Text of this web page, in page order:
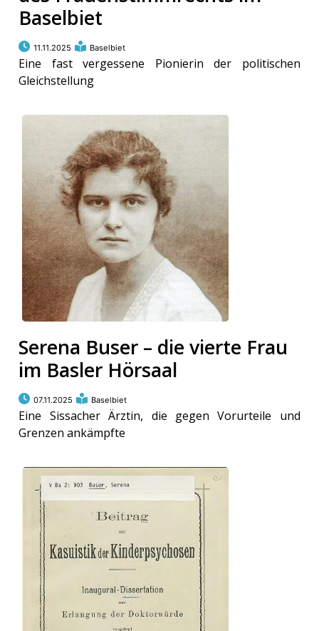
Baselbiet
11.11.2025 Baselbiet
Eine fast vergessene Pionierin der politischen
Gleichstellung
Serena Buser – die vierte Frau
im Basler Hörsaal
07.11.2025 Baselbiet
Eine Sissacher Ärztin, die gegen Vorurteile und
Grenzen ankämpfte